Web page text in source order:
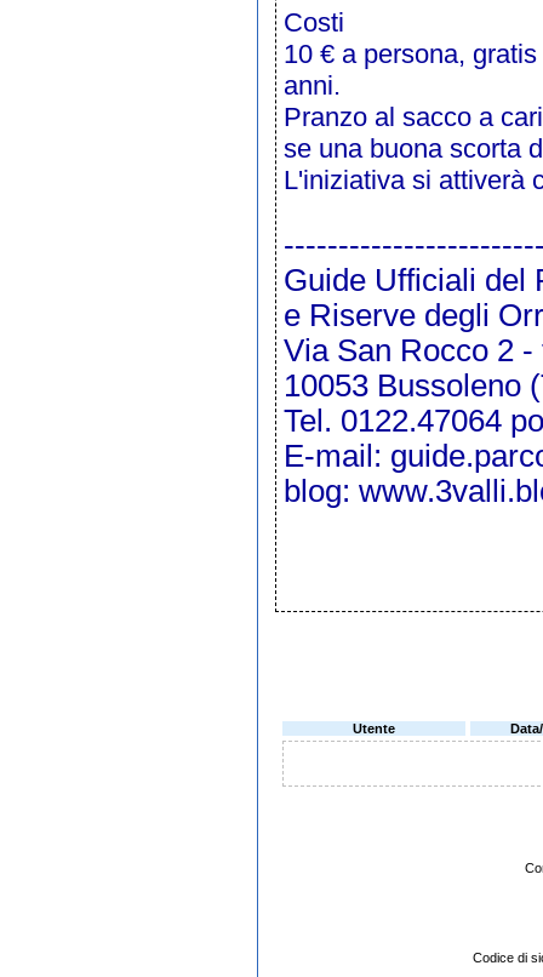
Costi
10 € a persona,
anni.
Pranzo al sacco a
se una buona scorta
L'iniziativa si attiverà
Guide Ufficiali del
e Riserve degli
Via San Rocco 2
10053 Bussoleno
Tel. 0122.47064
E-mail:
blog:
Utente
Codice di